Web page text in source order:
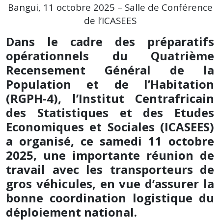
Bangui, 11 octobre 2025 – Salle de Conférence
de l’ICASEES
Dans le cadre des préparatifs
opérationnels du Quatrième
Recensement Général de la
Population et de l’Habitation
(RGPH-4), l’Institut Centrafricain
des Statistiques et des Etudes
Economiques et Sociales (ICASEES)
a organisé, ce samedi 11 octobre
2025, une importante réunion de
travail avec les transporteurs de
gros véhicules, en vue d’assurer la
bonne coordination logistique du
déploiement national.